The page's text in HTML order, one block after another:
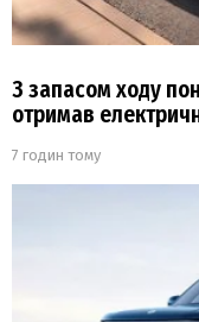
З запасом ходу
отримав
7 годин тому